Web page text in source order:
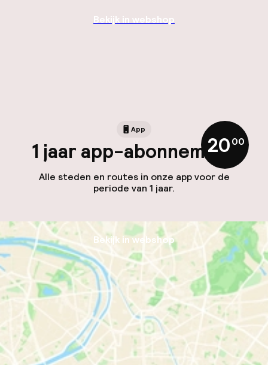
Bekijk in webshop
App
1 jaar app-abonnement
Alle steden en routes in onze app voor de
periode van 1 jaar.
20,00
Bekijk in webshop